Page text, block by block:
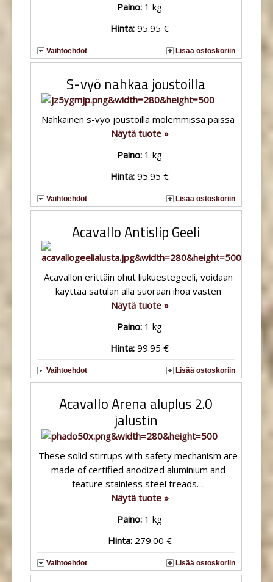
Paino: 1 kg
Hinta:95.95 €
Vaihtoehdot Lisää ostoskoriin
S-vyö nahkaa joustoilla
Nahkainen s-vyö joustoilla molemmissa päissä
Näytä tuote »
Paino: 1 kg
Hinta:95.95 €
Vaihtoehdot Lisää ostoskoriin
Acavallo Antislip Geeli
Acavallon erittäin ohut liukuestegeeli, voidaan
kayttää satulan alla suoraan ihoa vasten
Näytä tuote »
Paino: 1 kg
Hinta:99.95 €
Vaihtoehdot Lisää ostoskoriin
Acavallo Arena aluplus 2.0
jalustin
These solid stirrups with safety mechanism are
made of certified anodized aluminium and
feature stainless steel treads. ..
Näytä tuote »
Paino: 1 kg
Hinta: 279.00 €
Vaihtoehdot Lisää ostoskoriin